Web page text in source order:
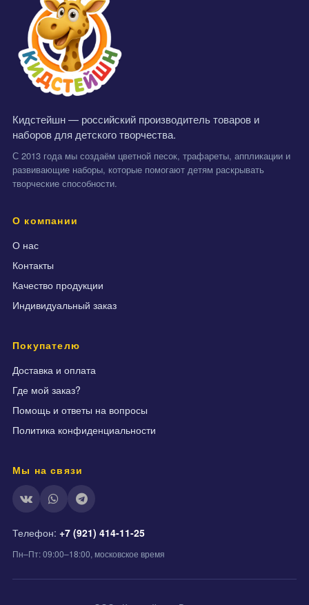
Кидстейшн — российский производитель товаров и
наборов для детского творчества.
С 2013 года мы создаём цветной песок, трафареты, аппликации и
развивающие наборы, которые помогают детям раскрывать
творческие способности.
О компании
О нас
Контакты
Качество продукции
Индивидуальный заказ
Покупателю
Доставка и оплата
Где мой заказ?
Помощь и ответы на вопросы
Политика конфиденциальности
Мы на связи
Телефон: +7 (921) 414-11-25
Пн–Пт: 09:00–18:00, московское время